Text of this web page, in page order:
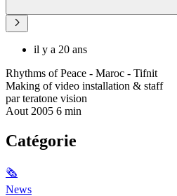
il y a 20 ans
Rhythms of Peace - Maroc - Tifnit
Making of video installation & staff
par teratone vision
Aout 2005 6 min
Catégorie
🗞
News